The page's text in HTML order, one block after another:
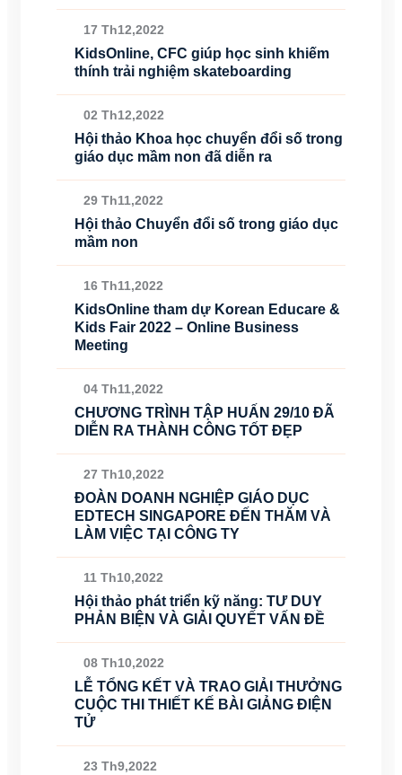
17 Th12,2022
KidsOnline, CFC giúp học sinh khiếm
thính trải nghiệm skateboarding
02 Th12,2022
Hội thảo Khoa học chuyển đổi số trong
giáo dục mầm non đã diễn ra
29 Th11,2022
Hội thảo Chuyển đổi số trong giáo dục
mầm non
16 Th11,2022
KidsOnline tham dự Korean Educare &
Kids Fair 2022 – Online Business
Meeting
04 Th11,2022
CHƯƠNG TRÌNH TẬP HUẤN 29/10 ĐÃ
DIỄN RA THÀNH CÔNG TỐT ĐẸP
27 Th10,2022
ĐOÀN DOANH NGHIỆP GIÁO DỤC
EDTECH SINGAPORE ĐẾN THĂM VÀ
LÀM VIỆC TẠI CÔNG TY
11 Th10,2022
Hội thảo phát triển kỹ năng: TƯ DUY
PHẢN BIỆN VÀ GIẢI QUYẾT VẤN ĐỀ
08 Th10,2022
LỄ TỔNG KẾT VÀ TRAO GIẢI THƯỞNG
CUỘC THI THIẾT KẾ BÀI GIẢNG ĐIỆN
TỬ
23 Th9,2022